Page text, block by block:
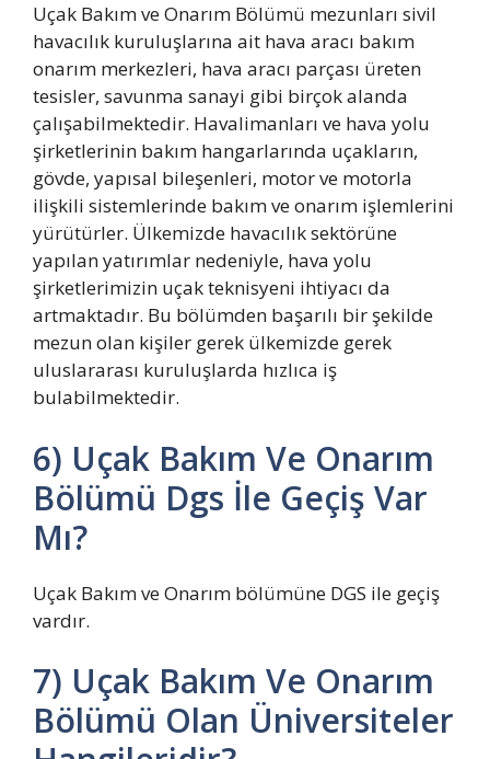
Uçak Bakım ve Onarım Bölümü mezunları sivil
havacılık kuruluşlarına ait hava aracı bakım
onarım merkezleri, hava aracı parçası üreten
tesisler, savunma sanayi gibi birçok alanda
çalışabilmektedir. Havalimanları ve hava yolu
şirketlerinin bakım hangarlarında uçakların,
gövde, yapısal bileşenleri, motor ve motorla
ilişkili sistemlerinde bakım ve onarım işlemlerini
yürütürler. Ülkemizde havacılık sektörüne
yapılan yatırımlar nedeniyle, hava yolu
şirketlerimizin uçak teknisyeni ihtiyacı da
artmaktadır. Bu bölümden başarılı bir şekilde
mezun olan kişiler gerek ülkemizde gerek
uluslararası kuruluşlarda hızlıca iş
bulabilmektedir.
6) Uçak Bakım Ve Onarım
Bölümü Dgs İle Geçiş Var
Mı?
Uçak Bakım ve Onarım bölümüne DGS ile geçiş
vardır.
7) Uçak Bakım Ve Onarım
Bölümü Olan Üniversiteler